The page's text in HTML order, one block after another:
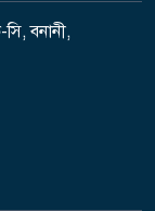
বনানী,